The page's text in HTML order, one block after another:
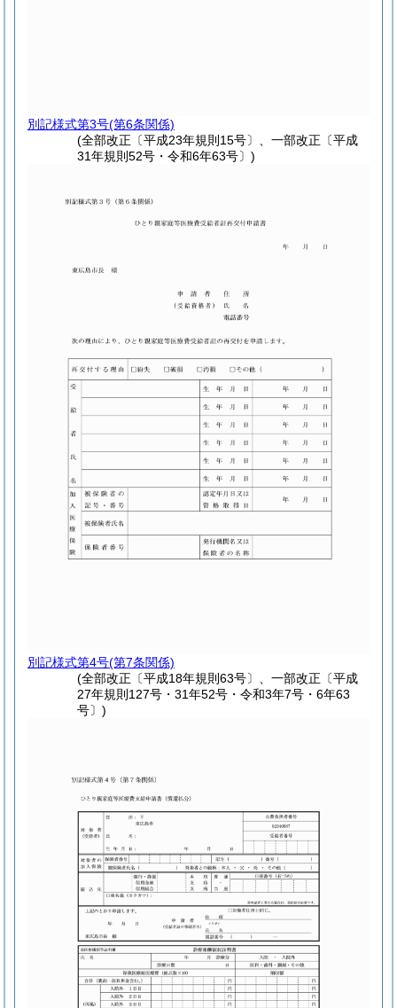
別記様式第3号(第6条関係)
(全部改正〔平成23年規則15号〕、一部改正〔平成
31年規則52号・令和6年63号〕)
別記様式第4号(第7条関係)
(全部改正〔平成18年規則63号〕、一部改正〔平成
27年規則127号・31年52号・令和3年7号・6年63
号〕)